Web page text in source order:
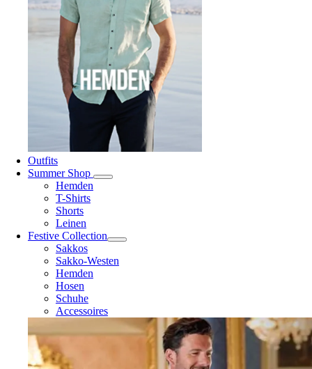
Outfits
Summer Shop
Hemden
T-Shirts
Shorts
Leinen
Festive Collection
Sakkos
Sakko-Westen
Hemden
Hosen
Schuhe
Accessoires